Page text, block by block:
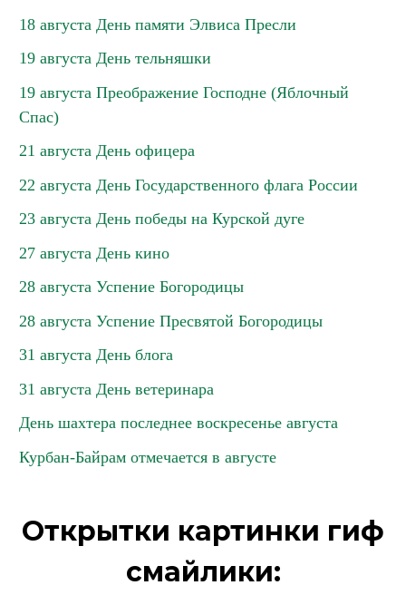
18 августа День памяти Элвиса Пресли
19 августа День тельняшки
19 августа Преображение Господне (Яблочный
Спас)
21 августа День офицера
22 августа День Государственного флага России
23 августа День победы на Курской дуге
27 августа День кино
28 августа Успение Богородицы
28 августа Успение Пресвятой Богородицы
31 августа День блога
31 августа День ветеринара
День шахтера последнее воскресенье августа
Курбан-Байрам отмечается в августе
Открытки картинки гиф
смайлики: